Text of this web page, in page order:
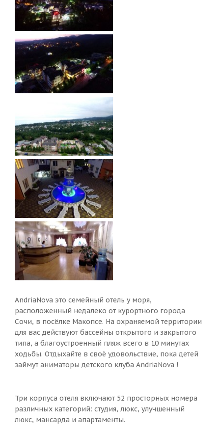
AndriaNova это семейный отель у моря,
расположенный недалеко от курортного города
Сочи, в посёлке Макопсе. На охраняемой территории
для вас действуют бассейны открытого и закрытого
типа, а благоустроенный пляж всего в 10 минутах
ходьбы. Отдыхайте в своё удовольствие, пока детей
займут аниматоры детского клуба AndriaNova !
Три корпуса отеля включают 52 просторных номера
различных категорий: студия, люкс, улучшенный
люкс, мансарда и апартаменты.